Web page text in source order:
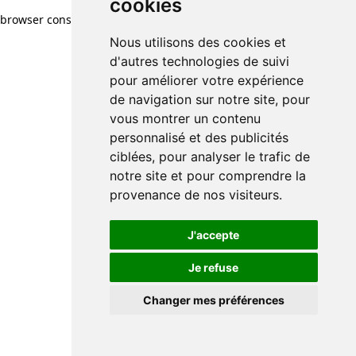
cookies
Nous utilisons des cookies et
d'autres technologies de suivi
pour améliorer votre expérience
de navigation sur notre site, pour
vous montrer un contenu
personnalisé et des publicités
ciblées, pour analyser le trafic de
notre site et pour comprendre la
provenance de nos visiteurs.
J'accepte
Je refuse
Changer mes préférences
browser console for more information)